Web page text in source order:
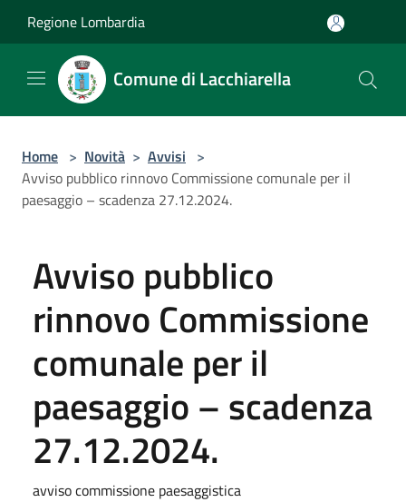
Regione Lombardia
Comune di Lacchiarella
Home > Novità > Avvisi >
Avviso pubblico rinnovo Commissione comunale per il
paesaggio – scadenza 27.12.2024.
Avviso pubblico
rinnovo Commissione
comunale per il
paesaggio – scadenza
27.12.2024.
avviso commissione paesaggistica